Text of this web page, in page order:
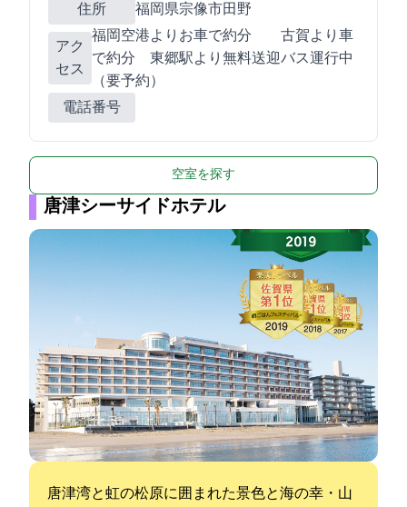
住所 福岡県宗像市田野1303
アク
セス
福岡空港よりお車で約60分 古賀ICより車
で約40分 JR東郷駅より無料送迎バス運行中
（要予約）
電話番号
空室を探す
唐津シーサイドホテル
唐津湾と虹の松原に囲まれた景色と海の幸・山